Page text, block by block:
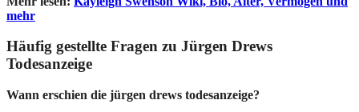
mehr
Häufig gestellte Fragen zu Jürgen Drews
Todesanzeige
Wann erschien die jürgen drews todesanzeige?